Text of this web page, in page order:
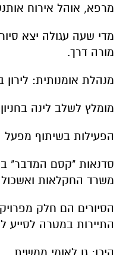
מרפא, אוהל אירוח
מדי שעה עגולה יצא
מורה דרך.
מנהלת אומנותית: לירון
מומלץ לשלב לינה
הפעילות בשיתוף מפעל
סדנאות "קסם המדבר"
משרד החקלאות ואשכול
הסיורים הם חלק
התיירות במטרה לסייע